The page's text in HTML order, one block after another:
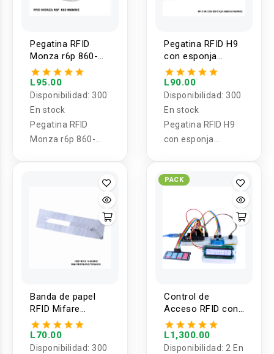
Pegatina RFID
Monza r6p 860-
960MHZ para
metales
L95.00
Disponibilidad: 300
En stock
Pegatina RFID
Monza r6p 860-
Pegatina RFID H9
con esponja
860Mhz-960Mhz
L90.00
Disponibilidad: 300
En stock
Pegatina RFID H9
con esponja
Banda de papel
RFID Mifare
FM11RF08
13.56Mhz
Polipropileno/Termico
L70.00
Disponibilidad: 300
PACK
Control de
Acceso RFID con
teclado matricial
L1,300.00
Disponibilidad: 2 En